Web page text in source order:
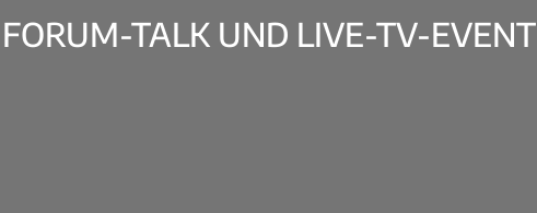
TALK UND LIVE-TV-EVENT